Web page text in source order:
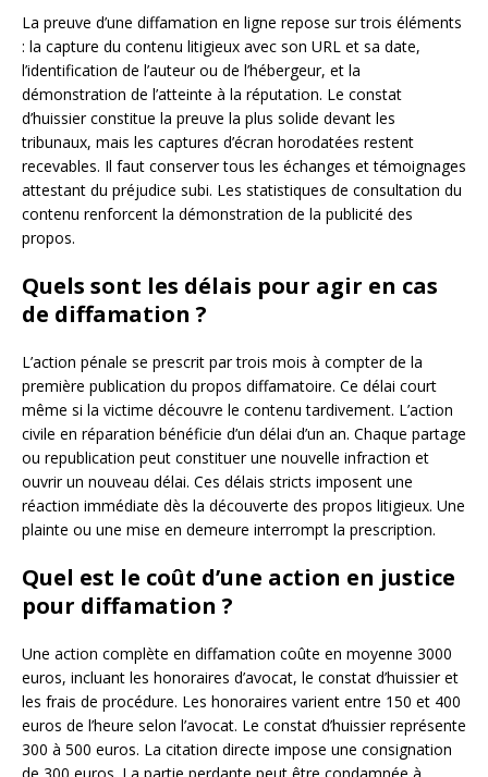
La preuve d’une diffamation en ligne repose sur trois éléments
: la capture du contenu litigieux avec son URL et sa date,
l’identification de l’auteur ou de l’hébergeur, et la
démonstration de l’atteinte à la réputation. Le constat
d’huissier constitue la preuve la plus solide devant les
tribunaux, mais les captures d’écran horodatées restent
recevables. Il faut conserver tous les échanges et témoignages
attestant du préjudice subi. Les statistiques de consultation du
contenu renforcent la démonstration de la publicité des
propos.
Quels sont les délais pour agir en cas
de diffamation ?
L’action pénale se prescrit par trois mois à compter de la
première publication du propos diffamatoire. Ce délai court
même si la victime découvre le contenu tardivement. L’action
civile en réparation bénéficie d’un délai d’un an. Chaque partage
ou republication peut constituer une nouvelle infraction et
ouvrir un nouveau délai. Ces délais stricts imposent une
réaction immédiate dès la découverte des propos litigieux. Une
plainte ou une mise en demeure interrompt la prescription.
Quel est le coût d’une action en justice
pour diffamation ?
Une action complète en diffamation coûte en moyenne 3000
euros, incluant les honoraires d’avocat, le constat d’huissier et
les frais de procédure. Les honoraires varient entre 150 et 400
euros de l’heure selon l’avocat. Le constat d’huissier représente
300 à 500 euros. La citation directe impose une consignation